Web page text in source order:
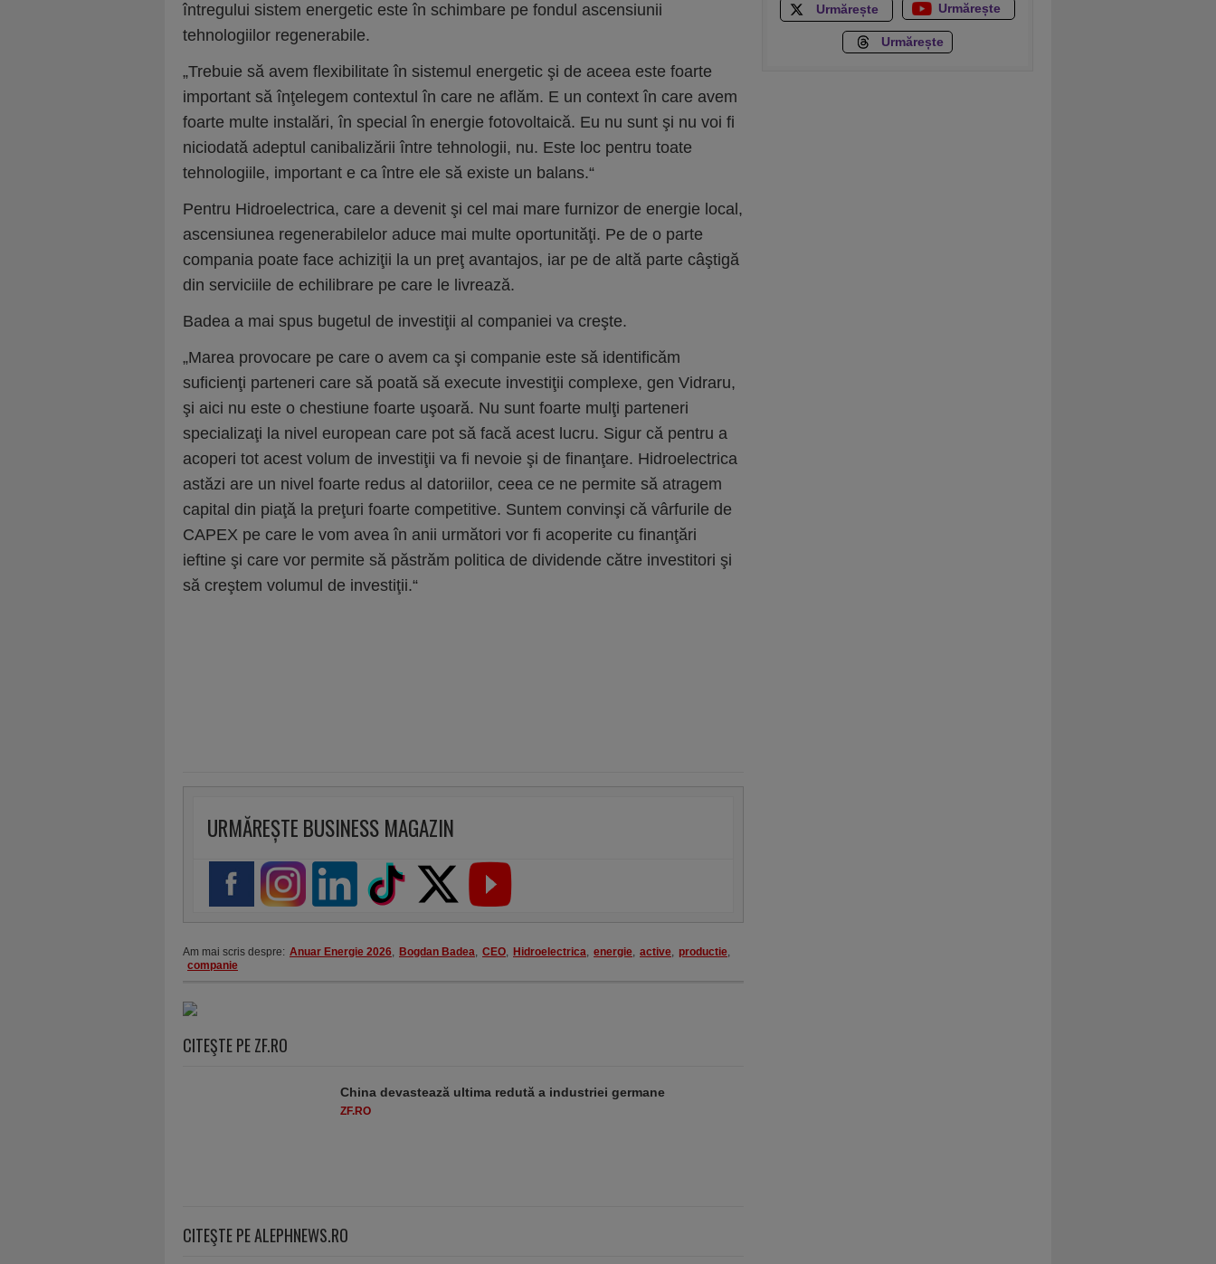
întregului sistem energetic este în schimbare pe fondul ascensiunii
tehnologiilor regenerabile.
„Trebuie să avem flexibilitate în sistemul energetic şi de aceea este foarte
important să înţelegem contextul în care ne aflăm. E un context în care avem
foarte multe instalări, în special în energie fotovoltaică. Eu nu sunt şi nu voi fi
niciodată adeptul canibalizării între tehnologii, nu. Este loc pentru toate
tehnologiile, important e ca între ele să existe un balans.“
Pentru Hidroelectrica, care a devenit şi cel mai mare furnizor de energie local,
ascensiunea regenerabilelor aduce mai multe oportunităţi. Pe de o parte
compania poate face achiziţii la un preţ avantajos, iar pe de altă parte câştigă
din serviciile de echilibrare pe care le livrează.
Badea a mai spus bugetul de investiţii al companiei va creşte.
„Marea provocare pe care o avem ca şi companie este să identificăm
suficienţi parteneri care să poată să execute investiţii complexe, gen Vidraru,
şi aici nu este o chestiune foarte uşoară. Nu sunt foarte mulţi parteneri
specializaţi la nivel european care pot să facă acest lucru. Sigur că pentru a
acoperi tot acest volum de investiţii va fi nevoie şi de finanţare. Hidroelectrica
astăzi are un nivel foarte redus al datoriilor, ceea ce ne permite să atragem
capital din piaţă la preţuri foarte competitive. Suntem convinşi că vârfurile de
CAPEX pe care le vom avea în anii următori vor fi acoperite cu finanţări
ieftine şi care vor permite să păstrăm politica de dividende către investitori şi
să creştem volumul de investiţii.“
URMĂREȘTE BUSINESS MAGAZIN
Am mai scris despre: Anuar Energie 2026, Bogdan Badea, CEO, Hidroelectrica, energie, active, productie,
companie
CITEŞTE PE ZF.RO
China devastează ultima redută a industriei germane
ZF.RO
CITEŞTE PE ALEPHNEWS.RO
Urmărește Urmărește
Urmărește